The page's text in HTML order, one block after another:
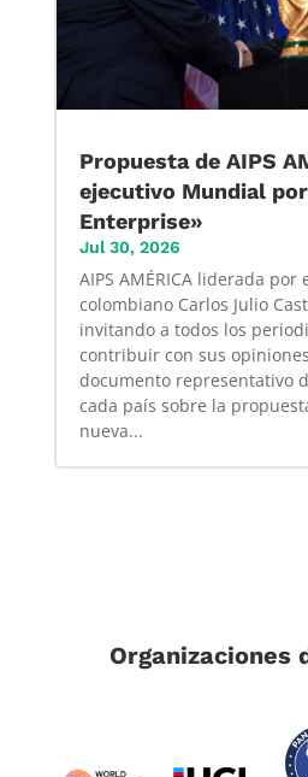
Propuesta de AIPS
ejecutivo Mundial
Enterprise»
Jul 30, 2026
AIPS AMÉRICA liderada
colombiano Carlos Julio
invitando a todos los
contribuir con sus
documento representativo
cada país sobre la
nueva...
Organizaciones